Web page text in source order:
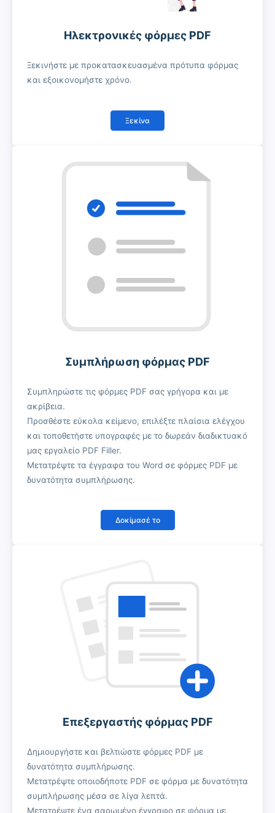
Ηλεκτρονικές φόρμες PDF
Ξεκινήστε με προκατασκευασμένα πρότυπα φόρμας
και εξοικονομήστε χρόνο.
Ξεκίνα
Συμπλήρωση φόρμας PDF
Συμπληρώστε τις φόρμες PDF σας γρήγορα και με
ακρίβεια.
Προσθέστε εύκολα κείμενο, επιλέξτε πλαίσια ελέγχου
και τοποθετήστε υπογραφές με το δωρεάν διαδικτυακό
μας εργαλείο PDF Filler.
Μετατρέψτε τα έγγραφα του Word σε φόρμες PDF με
δυνατότητα συμπλήρωσης.
Δοκίμασέ το
Επεξεργαστής φόρμας PDF
Δημιουργήστε και βελτιώστε φόρμες PDF με
δυνατότητα συμπλήρωσης.
Μετατρέψτε οποιοδήποτε PDF σε φόρμα με δυνατότητα
συμπλήρωσης μέσα σε λίγα λεπτά.
Μετατρέψτε ένα σαρωμένο έγγραφο σε φόρμα με